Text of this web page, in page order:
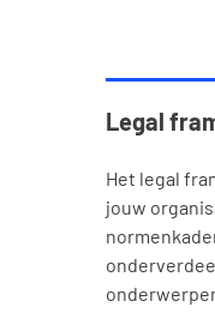
Legal
Het legal
jouw